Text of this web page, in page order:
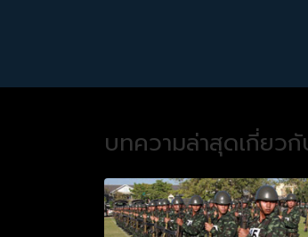
บทความล่าสุดเกี่ยว